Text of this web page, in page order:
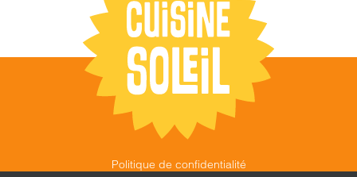
Politique de confidentialité